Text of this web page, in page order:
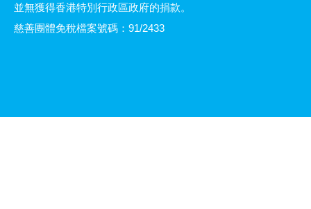
並無獲得香港特別行政區政府的捐款。
慈善團體免稅檔案號碼：91/2433